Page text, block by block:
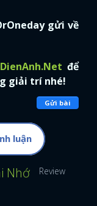
gửi về
DienAnh.Netđể
giải trí nhé!
Gửi bài
luận
Nhớ Review Film